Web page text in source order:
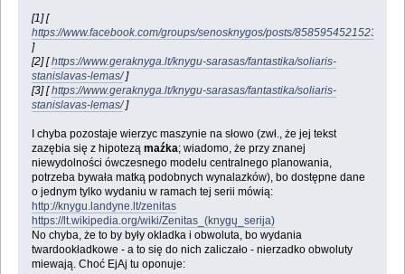
[1] [
https://www.facebook.com/groups/senosknygos/posts/8585954521523386/
]
[2] [https://www.geraknyga.lt/knygu-sarasas/fantastika/soliaris-
stanislavas-lemas/]
[3] [https://www.geraknyga.lt/knygu-sarasas/fantastika/soliaris-
stanislavas-lemas/]
I chyba pozostaje wierzyc maszynie na słowo (zwł., że jej tekst
zazębia się z hipotezą maźka; wiadomo, że przy znanej
niewydolności ówczesnego modelu centralnego planowania,
potrzeba bywała matką podobnych wynalazków), bo dostępne dane
o jednym tylko wydaniu w ramach tej serii mówią:
http://knygu.landyne.lt/zenitas
https://lt.wikipedia.org/wiki/Zenitas_(knygų_serija)
No chyba, że to by były okladka i obwoluta, bo wydania
twardookładkowe - a to się do nich zaliczało - nierzadko obwoluty
miewają. Choć EjAj tu oponuje: